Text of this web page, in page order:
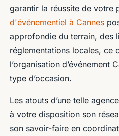
garantir la réussite de votre
d'événementiel à Cannes
approfondie du terrain, des
réglementations locales, ce
l’organisation d’événement
type d’occasion.
Les atouts d’une telle
à votre disposition son
son savoir-faire en